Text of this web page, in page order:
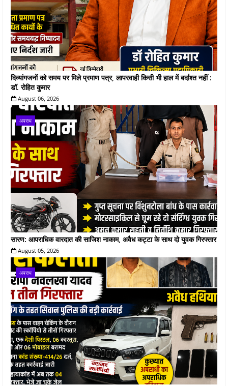
दिव्यांगजनों को समय पर मिले प्रमाण पत्र, लापरवाही किसी भी हाल में बर्दाश्त नहीं :
डॉ. रोहित कुमार
August 06, 2026
अपराध
सारण: आपराधिक वारदात की साजिश नाकाम, अवैध कट्टा के साथ दो युवक गिरफ्तार
August 05, 2026
अपराध